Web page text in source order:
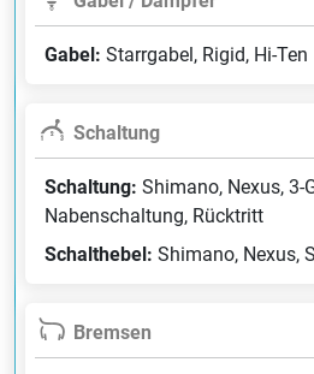
Gabel: Starrgabel, Rigid, Hi-Ten
Schaltung
Schaltung: Shimano, Nexus, 3-
Nabenschaltung, Rücktritt
Schalthebel: Shimano, Nexus,
Bremsen